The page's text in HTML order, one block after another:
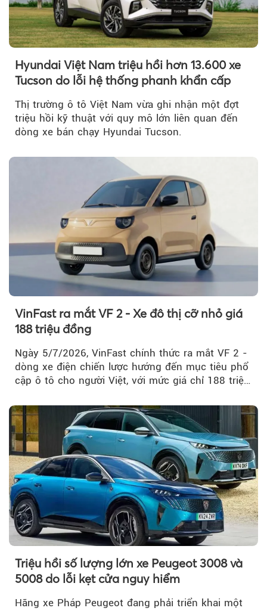
Hyundai Việt Nam triệu hồi hơn 13.600 xe
Tucson do lỗi hệ thống phanh khẩn cấp
Thị trường ô tô Việt Nam vừa ghi nhận một đợt
triệu hồi kỹ thuật với quy mô lớn liên quan đến
dòng xe bán chạy Hyundai Tucson.
VinFast ra mắt VF 2 - Xe đô thị cỡ nhỏ giá
188 triệu đồng
Ngày 5/7/2026, VinFast chính thức ra mắt VF 2 -
dòng xe điện chiến lược hướng đến mục tiêu phổ
cập ô tô cho người Việt, với mức giá chỉ 188 triệu
Triệu hồi số lượng lớn xe Peugeot 3008 và
5008 do lỗi kẹt cửa nguy hiểm
Hãng xe Pháp Peugeot đang phải triển khai một